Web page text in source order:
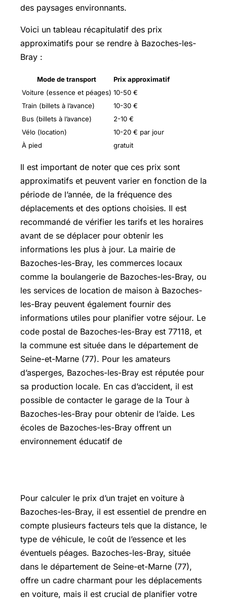
des paysages environnants.
Voici un tableau récapitulatif des prix
approximatifs pour se rendre à Bazoches-les-
Bray :
Mode de transport
Prix approximatif
Voiture (essence et péages) 10-50 €
Train (billets à l’avance)
10-30 €
Bus (billets à l’avance)
2-10 €
Vélo (location)
10-20 € par jour
À pied
gratuit
Il est important de noter que ces prix sont
approximatifs et peuvent varier en fonction de la
période de l’année, de la fréquence des
déplacements et des options choisies. Il est
recommandé de vérifier les tarifs et les horaires
avant de se déplacer pour obtenir les
informations les plus à jour. La mairie de
Bazoches-les-Bray, les commerces locaux
comme la boulangerie de Bazoches-les-Bray, ou
les services de location de maison à Bazoches-
les-Bray peuvent également fournir des
informations utiles pour planifier votre séjour. Le
code postal de Bazoches-les-Bray est 77118, et
la commune est située dans le département de
Seine-et-Marne (77). Pour les amateurs
d’asperges, Bazoches-les-Bray est réputée pour
sa production locale. En cas d’accident, il est
possible de contacter le garage de la Tour à
Bazoches-les-Bray pour obtenir de l’aide. Les
écoles de Bazoches-les-Bray offrent un
environnement éducatif de
Pour calculer le prix d’un trajet en voiture à
Bazoches-les-Bray, il est essentiel de prendre en
compte plusieurs facteurs tels que la distance, le
type de véhicule, le coût de l’essence et les
éventuels péages. Bazoches-les-Bray, située
dans le département de Seine-et-Marne (77),
offre un cadre charmant pour les déplacements
en voiture, mais il est crucial de planifier votre